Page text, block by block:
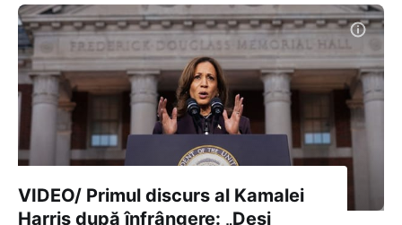
VIDEO/ Primul discurs al Kamalei
Harris după înfrângere: „Deși